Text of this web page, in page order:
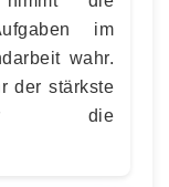
im
wahr.
der stärkste
für die